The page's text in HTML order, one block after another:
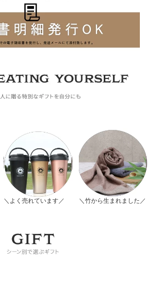
＼よく売れています／ ＼竹から生まれました／